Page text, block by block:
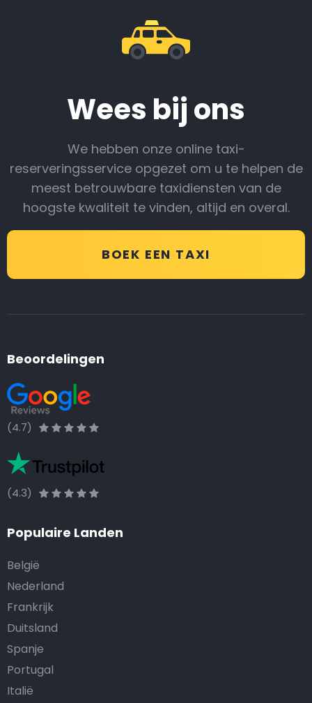
Wees bij ons
We hebben onze online taxi-
reserveringsservice opgezet om u te helpen de
meest betrouwbare taxidiensten van de
hoogste kwaliteit te vinden, altijd en overal.
BOEK EEN TAXI
Beoordelingen
(4.7)
(4.3)
Populaire Landen
België
Nederland
Frankrijk
Duitsland
Spanje
Portugal
Italië